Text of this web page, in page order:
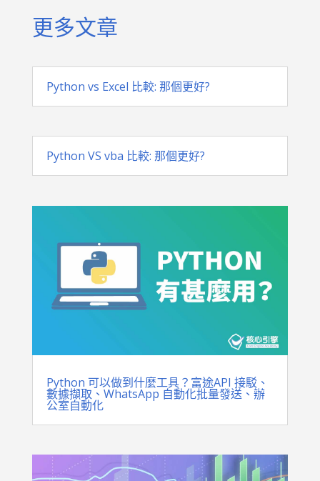
更多文章
Python vs Excel 比較: 那個更好?
Python VS vba 比較: 那個更好?
Python 可以做到什麼工具？富途API 接駁、
數據擷取、WhatsApp 自動化批量發送、辦
公室自動化